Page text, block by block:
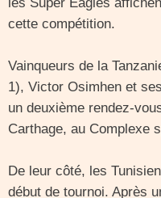
cette compétition.
Vainqueurs de la
1), Victor Osimhen et
un deuxième rendez-
Carthage, au Complexe
De leur côté, les
début de tournoi. Après